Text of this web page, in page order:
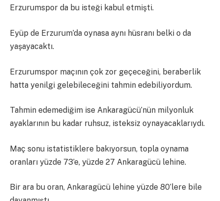
Erzurumspor da bu isteği kabul etmişti.
Eyüp de Erzurum’da oynasa aynı hüsranı belki o da
yaşayacaktı.
Erzurumspor maçının çok zor geçeceğini, beraberlik
hatta yenilgi gelebileceğini tahmin edebiliyordum.
Tahmin edemediğim ise Ankaragücü’nün milyonluk
ayaklarının bu kadar ruhsuz, isteksiz oynayacaklarıydı.
Maç sonu istatistiklere bakıyorsun, topla oynama
oranları yüzde 73’e, yüzde 27 Ankaragücü lehine.
Bir ara bu oran, Ankaragücü lehine yüzde 80’lere bile